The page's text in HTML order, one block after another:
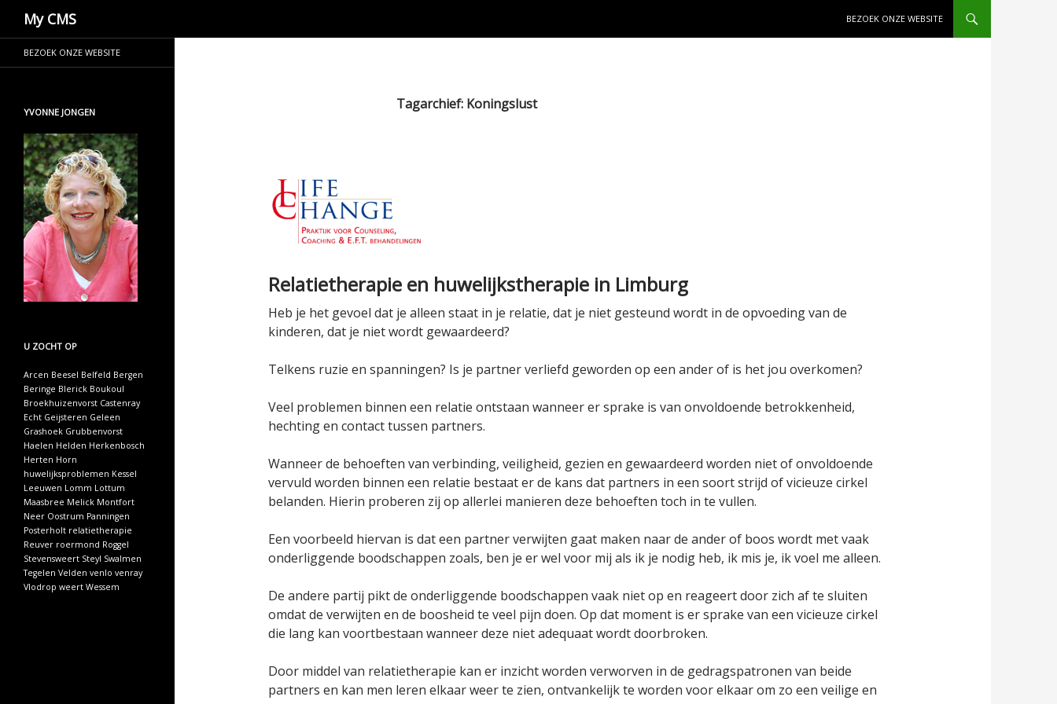
My CMS
Zoeken
BEZOEK ONZE WEBSITE
Tagarchief: Koningslust
Relatietherapie en huwelijkstherapie in Limburg
Heb je het gevoel dat je alleen staat in je relatie, dat je niet gesteund wordt in de opvoeding van de
kinderen, dat je niet wordt gewaardeerd?
Telkens ruzie en spanningen? Is je partner verliefd geworden op een ander of is het jou overkomen?
Veel problemen binnen een relatie ontstaan wanneer er sprake is van onvoldoende betrokkenheid,
hechting en contact tussen partners.
Wanneer de behoeften van verbinding, veiligheid, gezien en gewaardeerd worden niet of onvoldoende
vervuld worden binnen een relatie bestaat er de kans dat partners in een soort strijd of vicieuze cirkel
belanden. Hierin proberen zij op allerlei manieren deze behoeften toch in te vullen.
Een voorbeeld hiervan is dat een partner verwijten gaat maken naar de ander of boos wordt met vaak
onderliggende boodschappen zoals, ben je er wel voor mij als ik je nodig heb, ik mis je, ik voel me alleen.
De andere partij pikt de onderliggende boodschappen vaak niet op en reageert door zich af te sluiten
omdat de verwijten en de boosheid te veel pijn doen. Op dat moment is er sprake van een vicieuze cirkel
die lang kan voortbestaan wanneer deze niet adequaat wordt doorbroken.
Door middel van relatietherapie kan er inzicht worden verworven in de gedragspatronen van beide
partners en kan men leren elkaar weer te zien, ontvankelijk te worden voor elkaar om zo een veilige en
BEZOEK ONZE WEBSITE
YVONNE JONGEN
U ZOCHT OP
Arcen Beesel Belfeld Bergen
Beringe Blerick Boukoul
Broekhuizenvorst Castenray
Echt Geijsteren Geleen
Grashoek Grubbenvorst
Haelen Helden Herkenbosch
Herten Horn
huwelijksproblemen Kessel
Leeuwen Lomm Lottum
Maasbree Melick Montfort
Neer Oostrum Panningen
Posterholt relatietherapie
Reuver roermond Roggel
Stevensweert Steyl Swalmen
Tegelen Velden venlo venray
Vlodrop weert Wessem